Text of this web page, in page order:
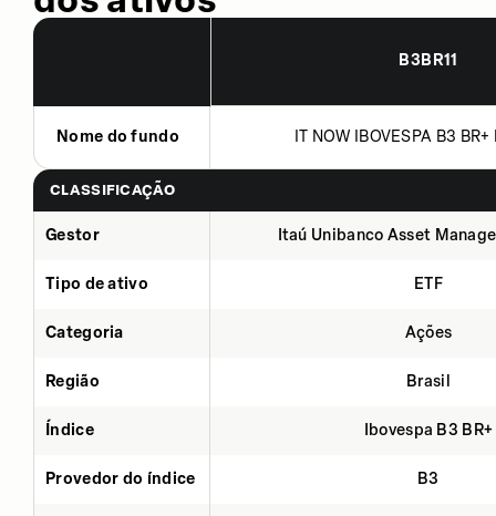
B3BR11
Nome do fundo IT NOW IBOVESPA B3
CLASSIFICAÇÃO
Gestor Itaú Unibanco Asset
Tipo de ativo ETF
Categoria Ações
Região Brasil
Índice Ibovespa B3 BR+
Provedor do índice B3